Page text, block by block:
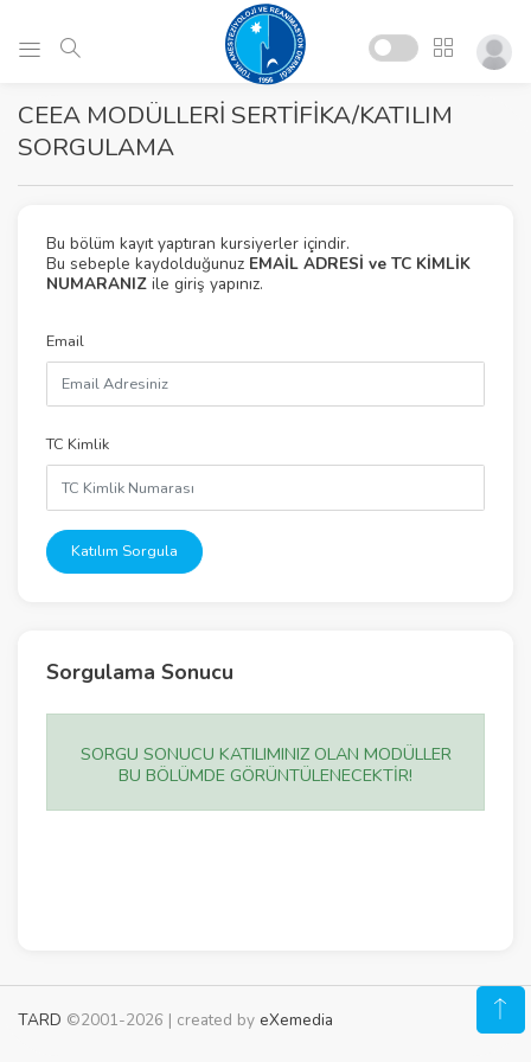
CEEA MODÜLLERİ SERTİFİKA/KATILIM
SORGULAMA
Bu bölüm kayıt yaptıran kursiyerler içindir.
Bu sebeple kaydolduğunuz EMAİL ADRESİ ve TC KİMLİK
NUMARANIZ ile giriş yapınız.
Email
TC Kimlik
Katılım Sorgula
Sorgulama Sonucu
SORGU SONUCU KATILIMINIZ OLAN MODÜLLER
BU BÖLÜMDE GÖRÜNTÜLENECEKTİR!
TARD ©2001-2026 | created by eXemedia